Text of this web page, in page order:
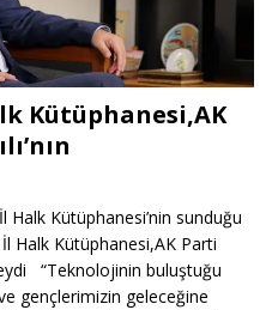
Kütüphanesi,AK
Halk Kütüphanesi’nin sunduğu
Halk Kütüphanesi,AK Parti
“Teknolojinin buluştuğu
gençlerimizin geleceğine